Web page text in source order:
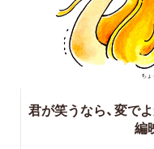
君が笑うなら、変でよ
編